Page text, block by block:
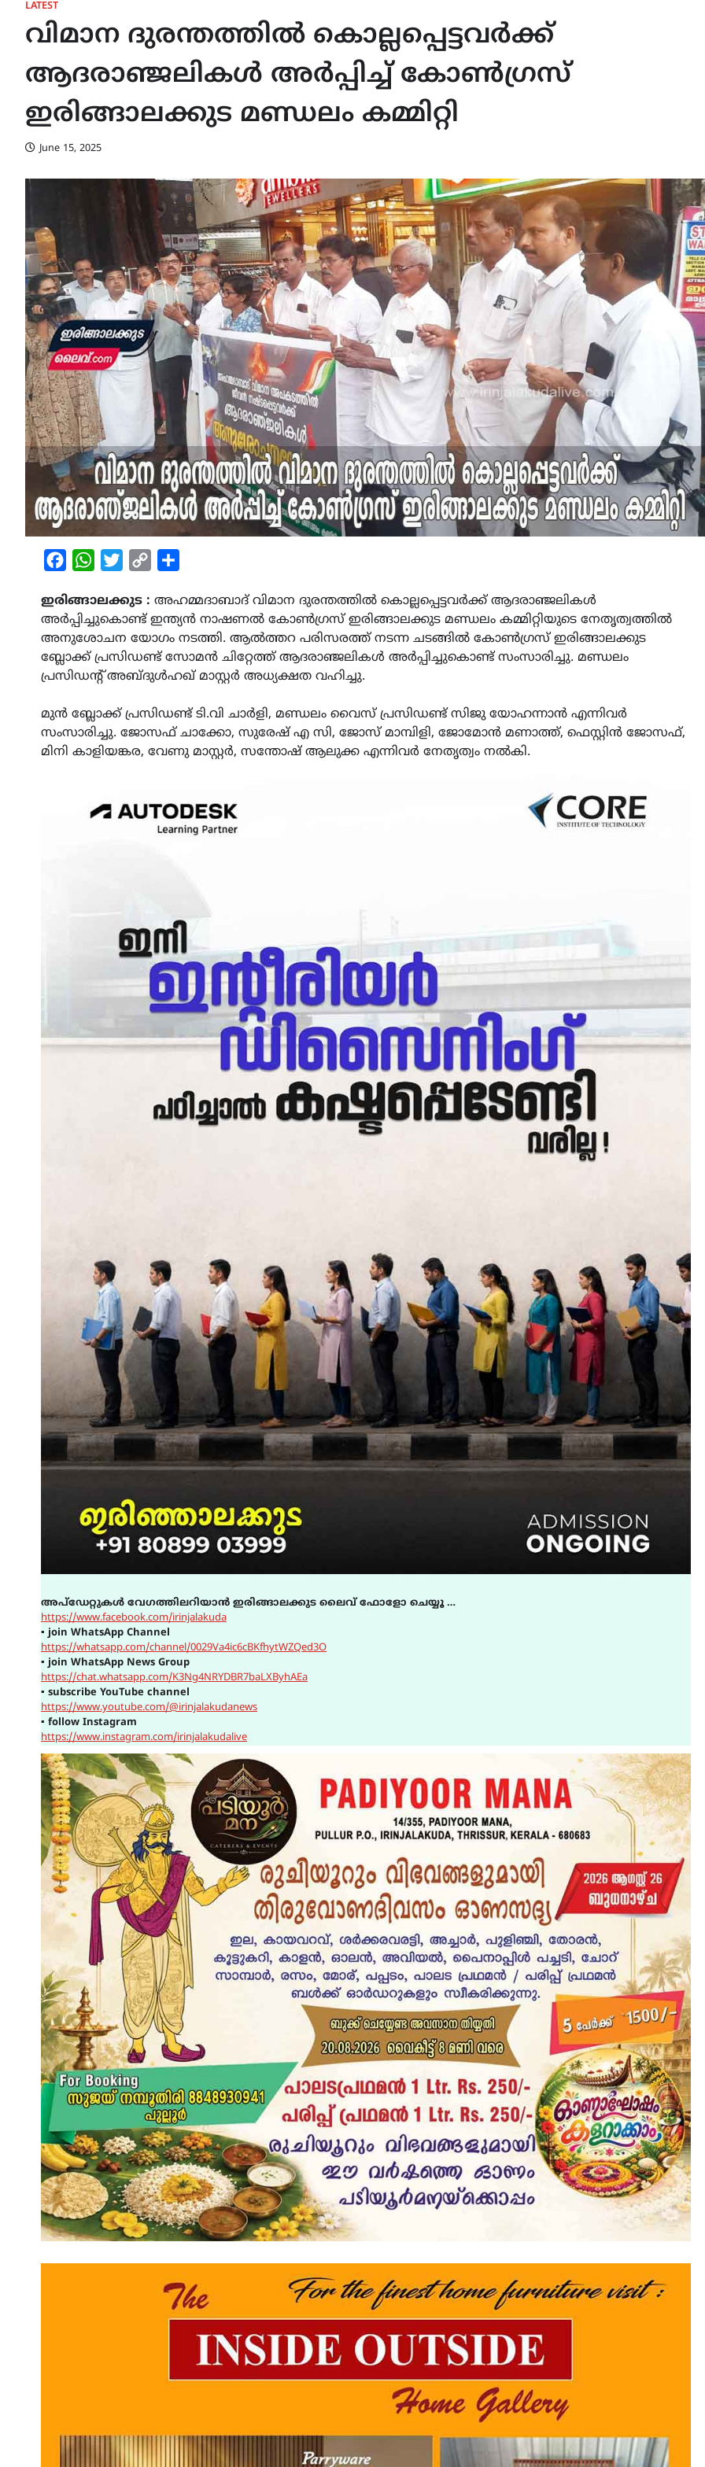
LATEST
വിമാന ദുരന്തത്തിൽ കൊല്ലപ്പെട്ടവർക്ക്
ആദരാഞ്ജലികൾ അർപ്പിച്ച് കോൺഗ്രസ്
ഇരിങ്ങാലക്കുട മണ്ഡലം കമ്മിറ്റി
June 15, 2025
FacebookWhatsAppTwitterCopy
ഇരിങ്ങാലക്കുട : അഹമ്മദാബാദ് വിമാന ദുരന്തത്തിൽ കൊല്ലപ്പെട്ടവർക്ക് ആദരാഞ്ജലികൾ
അർപ്പിച്ചുകൊണ്ട് ഇന്ത്യൻ നാഷണൽ കോൺഗ്രസ് ഇരിങ്ങാലക്കുട മണ്ഡലം കമ്മിറ്റിയുടെ നേതൃത്വത്തിൽ
അനുശോചന യോഗം നടത്തി. ആൽത്തറ പരിസരത്ത് നടന്ന ചടങ്ങിൽ കോൺഗ്രസ് ഇരിങ്ങാലക്കുട
ബ്ലോക്ക് പ്രസിഡണ്ട് സോമൻ ചിറ്റേത്ത് ആദരാഞ്ജലികൾ അർപ്പിച്ചുകൊണ്ട് സംസാരിച്ചു. മണ്ഡലം
പ്രസിഡന്റ് അബ്ദുൾഹഖ് മാസ്റ്റർ അധ്യക്ഷത വഹിച്ചു.
മുൻ ബ്ലോക്ക് പ്രസിഡണ്ട് ടി.വി ചാർളി, മണ്ഡലം വൈസ് പ്രസിഡണ്ട് സിജു യോഹന്നാൻ എന്നിവർ
സംസാരിച്ചു. ജോസഫ് ചാക്കോ, സുരേഷ് എ സി, ജോസ് മാമ്പിളി, ജോമോൻ മണാത്ത്, ഫെസ്റ്റിൻ ജോസഫ്,
മിനി കാളിയങ്കര, വേണു മാസ്റ്റർ, സന്തോഷ് ആലുക്ക എന്നിവർ നേതൃത്വം നൽകി.
അപ്ഡേറ്റുകൾ വേഗത്തിലറിയാൻ ഇരിങ്ങാലക്കുട ലൈവ് ഫോളോ ചെയ്യൂ …
https://www.facebook.com/irinjalakuda
▪join WhatsApp Channel
https://whatsapp.com/channel/0029Va4ic6cBKfhytWZQed3O
▪join WhatsApp News Group
https://chat.whatsapp.com/K3Ng4NRYDBR7baLXByhAEa
▪ subscribe YouTube channel
https://www.youtube.com/@irinjalakudanews
▪ follow Instagram
https://www.instagram.com/irinjalakudalive
ALERT LATEST
ശക്തമായ കാറ്റിന് സാധ്യത –
ആഗസ്റ്റ് 12 വരെ മഴ തുടരും,
തൃശൂർ ജില്ലയിൽ മഞ്ഞ
അലർട്ട്
August 8, 2026